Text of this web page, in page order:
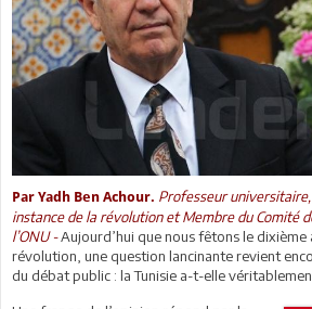
Par Yadh Ben Achour. Professeur
instance de la révolution et Membre du Comité
l’ONU -Aujourd’hui que nous fêtons le dixième
révolution, une question lancinante revient
du débat public : la Tunisie a-t-elle